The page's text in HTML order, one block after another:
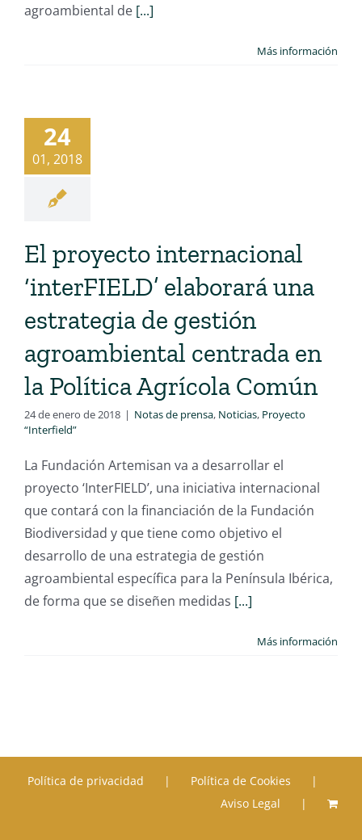
agroambiental de [...]
Más información
24
01, 2018
El proyecto internacional
‘interFIELD’ elaborará una
estrategia de gestión
agroambiental centrada en
la Política Agrícola Común
24 de enero de 2018 | Notas de prensa, Noticias, Proyecto
“Interfield”
La Fundación Artemisan va a desarrollar el
proyecto ‘InterFIELD’, una iniciativa internacional
que contará con la financiación de la Fundación
Biodiversidad y que tiene como objetivo el
desarrollo de una estrategia de gestión
agroambiental específica para la Península Ibérica,
de forma que se diseñen medidas [...]
Más información
Política de privacidad
Política de Cookies
Aviso Legal